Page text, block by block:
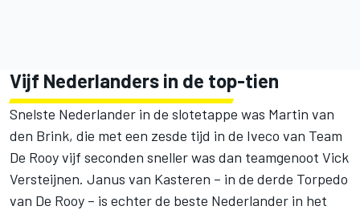
Vijf Nederlanders in de top-tien
Snelste Nederlander in de slotetappe was Martin van
den Brink, die met een zesde tijd in de Iveco van Team
De Rooy vijf seconden sneller was dan teamgenoot Vick
Versteijnen. Janus van Kasteren – in de derde Torpedo
van De Rooy – is echter de beste Nederlander in het